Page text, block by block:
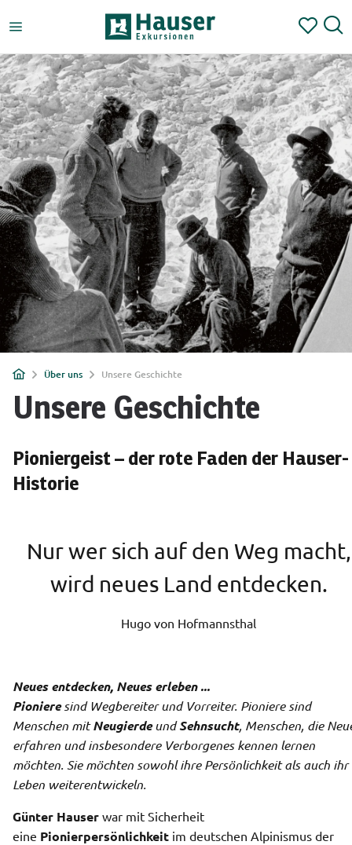
Über uns Unsere Geschichte
Unsere Geschichte
Pioniergeist – der rote Faden der Hauser-
Historie
Nur wer sich auf den Weg macht,
wird neues Land entdecken.
Hugo von Hofmannsthal
Neues entdecken, Neues erleben ...
Pioniere sind Wegbereiter und Vorreiter. Pioniere sind
Menschen mit Neugierde und Sehnsucht, Menschen, die
erfahren und insbesondere Verborgenes kennen lernen
möchten. Sie möchten sowohl ihre Persönlichkeit als auch ihr
Leben weiterentwickeln.
Günter Hauser war mit Sicherheit
eine Pionierpersönlichkeit im deutschen Alpinismus der